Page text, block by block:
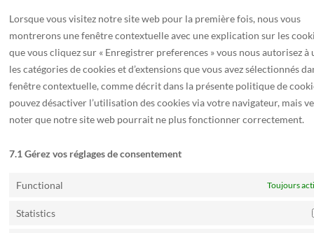
Lorsque vous visitez notre site web pour la première fois, nous vous
montrerons une fenêtre contextuelle avec une explication sur les
que vous cliquez sur « Enregistrer preferences » vous nous autorisez
les catégories de cookies et d’extensions que vous avez sélectionnés
fenêtre contextuelle, comme décrit dans la présente politique de
pouvez désactiver l’utilisation des cookies via votre navigateur, mais
noter que notre site web pourrait ne plus fonctionner correctement.
7.1 Gérez vos réglages de consentement
Functional Toujours
Statistics